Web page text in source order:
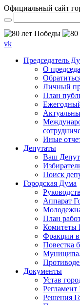
Официальный сайт
vk
Председатель
О
Личный
План
Иные
Депутаты
Ваш
Поиск
Городская Дума
Аппарат
План
Комитеты
Фракции в
Повестка
Документы
Устав
Решения